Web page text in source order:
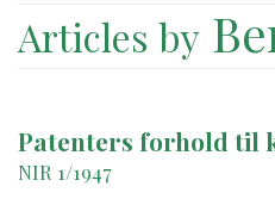
Articles by
Patenters forhold til
NIR 1/1947